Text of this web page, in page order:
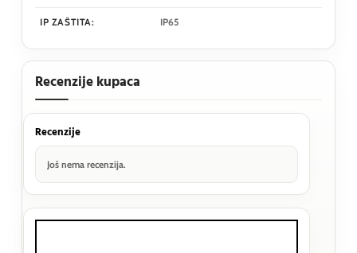
IP ZAŠTITA: IP65
Recenzije kupaca
Recenzije
Još nema recenzija.